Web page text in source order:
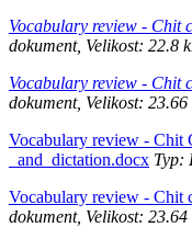
Vocabulary review - Chit
dokument, Velikost: 22.8
Vocabulary review - Chit
dokument, Velikost: 23.66
Vocabulary review - Chit
_and_dictation.docx Typ:
Vocabulary review - Chit
dokument, Velikost: 23.64